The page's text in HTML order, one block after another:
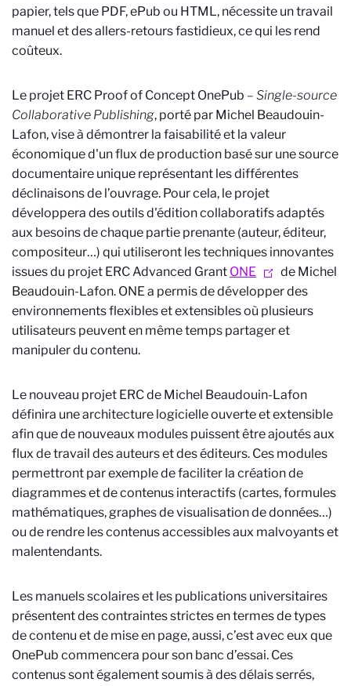
papier, tels que PDF, ePub ou HTML, nécessite un travail
manuel et des allers-retours fastidieux, ce qui les rend
coûteux.
Le projet ERC Proof of Concept OnePub – Single-source
Collaborative Publishing, porté par Michel Beaudouin-
Lafon, vise à démontrer la faisabilité et la valeur
économique d'un flux de production basé sur une source
documentaire unique représentant les différentes
déclinaisons de l’ouvrage. Pour cela, le projet
développera des outils d'édition collaboratifs adaptés
aux besoins de chaque partie prenante (auteur, éditeur,
compositeur…) qui utiliseront les techniques innovantes
issues du projet ERC Advanced Grant ONE
de Michel
Beaudouin-Lafon. ONE a permis de développer des
environnements flexibles et extensibles où plusieurs
utilisateurs peuvent en même temps partager et
manipuler du contenu.
Le nouveau projet ERC de Michel Beaudouin-Lafon
définira une architecture logicielle ouverte et extensible
afin que de nouveaux modules puissent être ajoutés aux
flux de travail des auteurs et des éditeurs. Ces modules
permettront par exemple de faciliter la création de
diagrammes et de contenus interactifs (cartes, formules
mathématiques, graphes de visualisation de données…)
ou de rendre les contenus accessibles aux malvoyants et
malentendants.
Les manuels scolaires et les publications universitaires
présentent des contraintes strictes en termes de types
de contenu et de mise en page, aussi, c’est avec eux que
OnePub commencera pour son banc d’essai. Ces
contenus sont également soumis à des délais serrés,